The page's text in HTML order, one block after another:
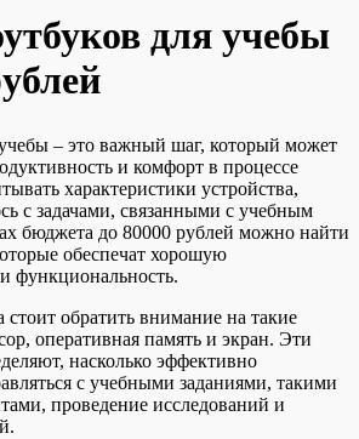
для учебы
– это важный шаг, который может
и комфорт в процессе
характеристики устройства,
с задачами, связанными с учебным
бюджета до 80000 рублей можно найти
обеспечат хорошую
функциональность.
обратить внимание на такие
оперативная память и экран. Эти
насколько эффективно
с учебными заданиями, такими
проведение исследований и